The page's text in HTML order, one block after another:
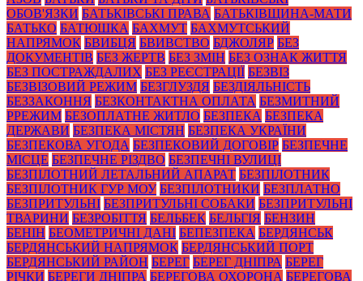
ОБОВ'ЯЗКИ БАТЬКІВСЬКІ ПРАВА БАТЬКІВЩИНА-МАТИ
БАТЬКО БАТЮШКА БАХМУТ БАХМУТСЬКИЙ
НАПРЯМОК БВИБЦЯ БВИВСТВО БДЖОЛЯР БЕЗ
ДОКУМЕНТІВ БЕЗ ЖЕРТВ БЕЗ ЗМІН БЕЗ ОЗНАК ЖИТТЯ
БЕЗ ПОСТРАЖДАЛИХ БЕЗ РЕЄСТРАЦІЇ БЕЗВІЗ
БЕЗВІЗОВИЙ РЕЖИМ БЕЗГЛУЗДЯ БЕЗДІЯЛЬНІСТЬ
БЕЗЗАКОННЯ БЕЗКОНТАКТНА ОПЛАТА БЕЗМИТНИЙ
РРЕЖИМ БЕЗОПЛАТНЕ ЖИТЛО БЕЗПЕКА БЕЗПЕКА
ДЕРЖАВИ БЕЗПЕКА МІСТЯН БЕЗПЕКА УКРАЇНИ
БЕЗПЕКОВА УГОДА БЕЗПЕКОВИЙ ДОГОВІР БЕЗПЕЧНЕ
МІСЦЕ БЕЗПЕЧНЕ РІЗДВО БЕЗПЕЧНІ ВУЛИЦІ
БЕЗПІЛОТНИЙ ЛЕТАЛЬНИЙ АПАРАТ БЕЗПІЛОТНИК
БЕЗПІЛОТНИК ГУР МОУ БЕЗПІЛОТНИКИ БЕЗПЛАТНО
БЕЗПРИТУЛЬНІ БЕЗПРИТУЛЬНІ СОБАКИ БЕЗПРИТУЛЬНІ
ТВАРИНИ БЕЗРОБІТТЯ БЕЛЬБЕК БЕЛЬГІЯ БЕНЗИН
БЕНІН БЕОМЕТРИЧНІ ДАНІ БЕПЕЗПЕКА БЕРДЯНСЬК
БЕРДЯНСЬКИЙ НАПРЯМОК БЕРДЯНСЬКИЙ ПОРТ
БЕРДЯНСЬКИЙ РАЙОН БЕРЕГ БЕРЕГ ДНІПРА БЕРЕГ
РІЧКИ БЕРЕГИ ДНІПРА БЕРЕГОВА ОХОРОНА БЕРЕГОВА